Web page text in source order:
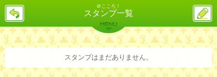
＠こころ！
スタンプ一覧
戻
ス
投
稿
バックナンバー 詳細検索 ランキング
MENU
スタンプはまだありません。